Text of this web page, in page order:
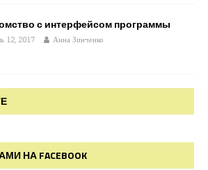
с интерфейсом программы
12, 2017 Анна Зинченко
НА FACEBOOK